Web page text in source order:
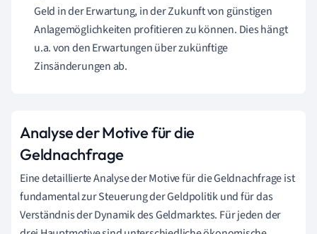
Geld in der Erwartung, in der Zukunft von günstigen
Anlagemöglichkeiten profitieren zu können. Dies hängt
u.a. von den Erwartungen über zukünftige
Zinsänderungen ab.
Analyse der Motive für die
Geldnachfrage
Eine detaillierte Analyse der Motive für die Geldnachfrage ist
fundamental zur Steuerung der Geldpolitik und für das
Verständnis der Dynamik des Geldmarktes. Für jeden der